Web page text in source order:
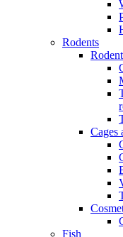
Rodents
Cages
Fish